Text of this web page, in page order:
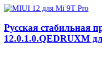
Русская стабильная
12.0.1.0.QEDRUXM